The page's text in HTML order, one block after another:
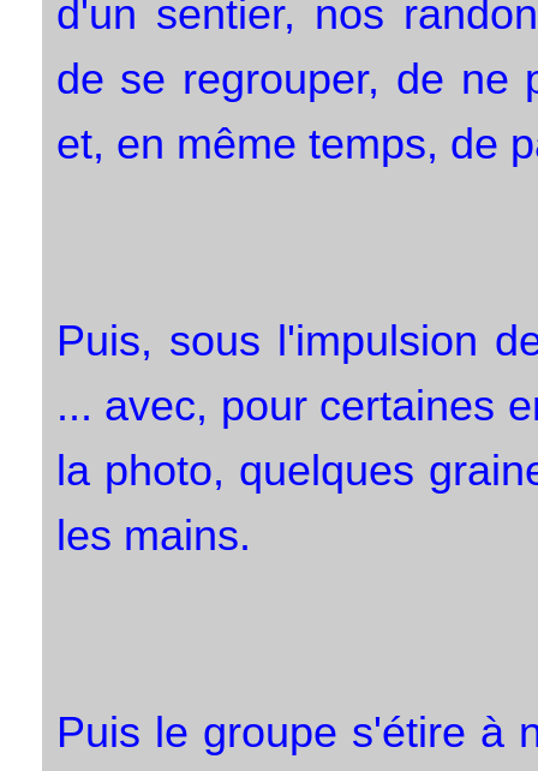
d'un sentier, nos
de se regrouper, de ne
et, en même temps, de
Puis, sous l'impulsion
... avec, pour certaines
la photo, quelques
les mains.
Puis le groupe s'étire à